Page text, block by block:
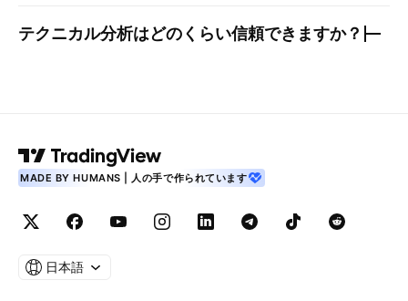
テクニカル分析はどのくらい信頼できますか？
MADE BY HUMANS | 人の手で作られています
日本語